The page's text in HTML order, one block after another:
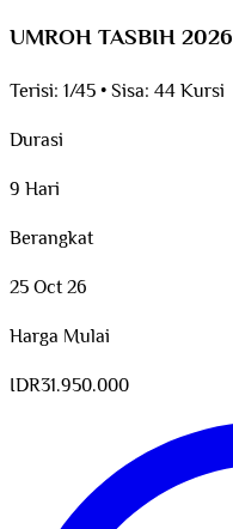
UMROH TASBIH 2026
Terisi: 1/45•Sisa: 44 Kursi
Durasi
9 Hari
Berangkat
25 Oct 26
Harga Mulai
IDR31.950.000